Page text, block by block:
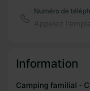
We also share
of their services.
Numéro de
Information
Camping familial -